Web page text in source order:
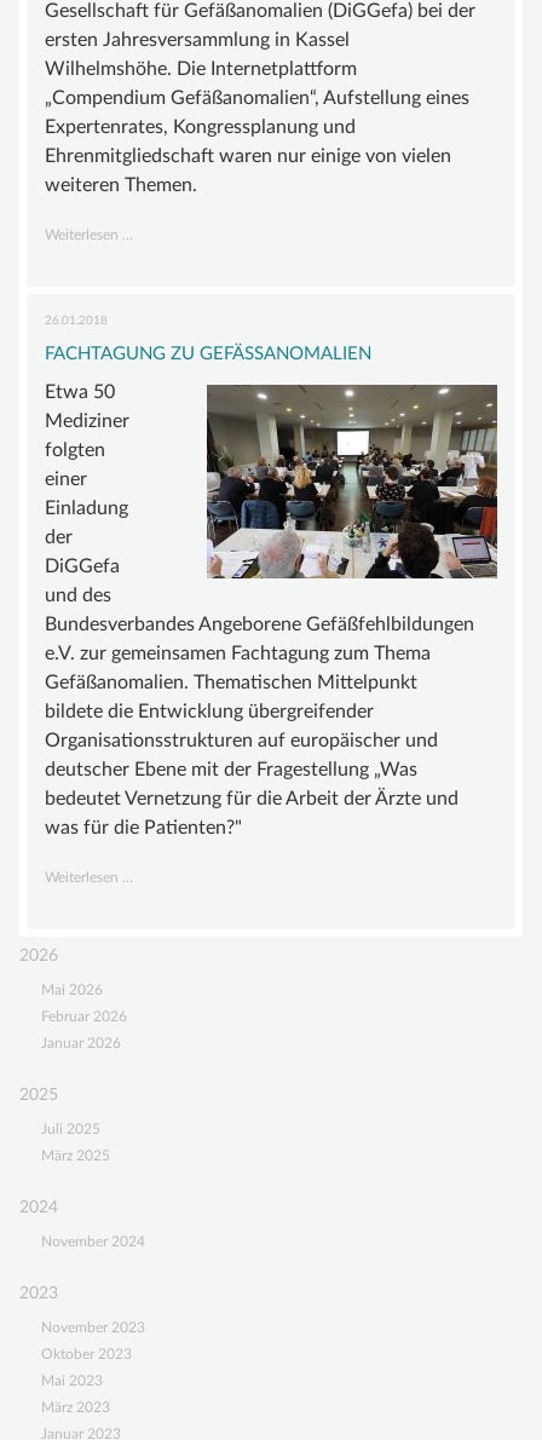
GEFÄSSTUMOR | HÄMANGIOM
INFOS & LINKS
COMPENDIUM
COMPGEFA.DE
SPENDENKONTO
KONTAKT
Gesellschaft für Gefäßanomalien (DiGGefa) bei der
ersten Jahresversammlung in Kassel
Wilhelmshöhe. Die Internetplattform
„Compendium Gefäßanomalien“, Aufstellung eines
Expertenrates, Kongressplanung und
Ehrenmitgliedschaft waren nur einige von vielen
weiteren Themen.
Weiterlesen …
26.01.2018
FACHTAGUNG ZU GEFÄSSANOMALIEN
Etwa 50
Mediziner
folgten
einer
Einladung
der
DiGGefa
und des
Bundesverbandes Angeborene Gefäßfehlbildungen
e.V. zur gemeinsamen Fachtagung zum Thema
Gefäßanomalien. Thematischen Mittelpunkt
bildete die Entwicklung übergreifender
Organisationsstrukturen auf europäischer und
deutscher Ebene mit der Fragestellung „Was
bedeutet Vernetzung für die Arbeit der Ärzte und
was für die Patienten?"
Weiterlesen …
2026
Mai 2026
Februar 2026
Januar 2026
2025
Juli 2025
März 2025
2024
November 2024
2023
November 2023
Oktober 2023
Mai 2023
März 2023
Januar 2023